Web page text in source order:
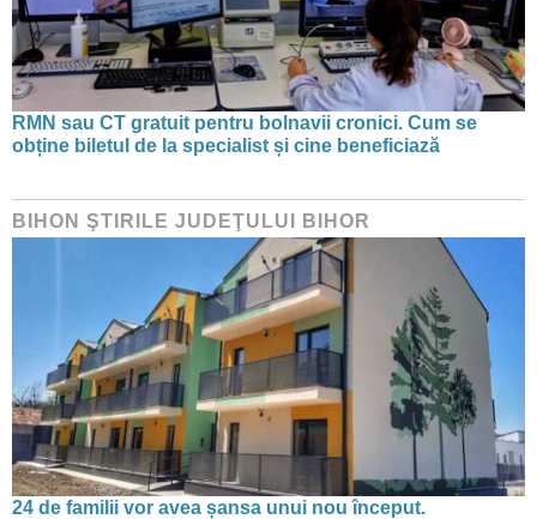
RMN sau CT gratuit pentru bolnavii cronici. Cum se
obține biletul de la specialist și cine beneficiază
BIHON ŞTIRILE JUDEŢULUI BIHOR
24 de familii vor avea șansa unui nou început.